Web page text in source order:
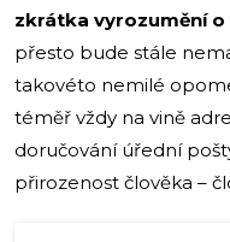
zkrátka vyrozumění
přesto bude stále
takovéto nemilé
téměř vždy na vině
doručování úřední
přirozenost člověka –